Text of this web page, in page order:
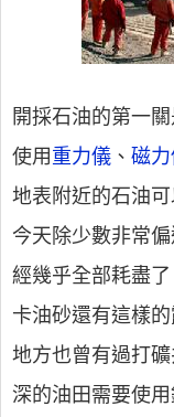
開採石油的第一
使用 重力儀 、 磁
地表附近的石油
今天除少數非常
經幾乎全部耗盡
卡油砂還有這樣
地方也曾有過打
深的油田需要使